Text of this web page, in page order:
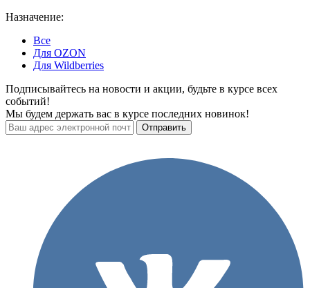
Назначение:
Все
Для OZON
Для Wildberries
Подписывайтесь на новости и акции, будьте в курсе всех
событий!
Мы будем держать вас в курсе последних новинок!